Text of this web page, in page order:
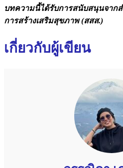
บทความนี้ได้รับการสนับสนุนจาก
การสร้างเสริมสุขภาพ (สสส.)
เกี่ยวกับผู้เขียน